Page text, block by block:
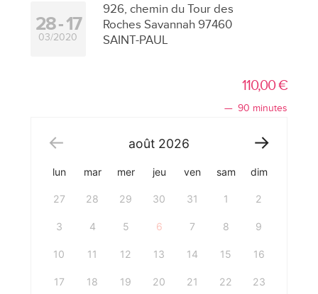
28 17
03/2020
926, chemin du Tour des
Roches Savannah 97460
SAINT-PAUL
110,00€
90 minutes
août 2026
lun mar mer jeu ven sam dim
27 28 29 30 31 1 2
3 4 5 6 7 8 9
10 11 12 13 14 15 16
17 18 19 20 21 22 23